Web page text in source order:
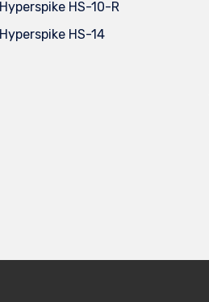
Hyperspike HS-10-R
Hyperspike HS-14